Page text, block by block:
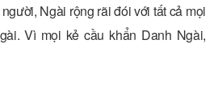
Ngài rộng rãi đói với tất cả mọi
Vì mọi kẻ cầu khẩn Danh Ngài,